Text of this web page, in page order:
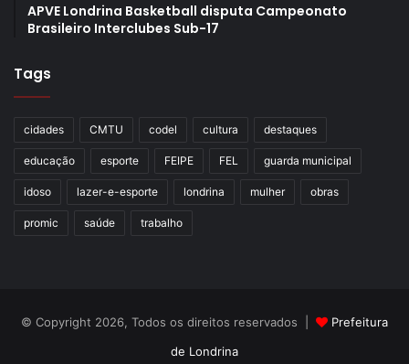
APVE Londrina Basketball disputa Campeonato
Brasileiro Interclubes Sub-17
Tags
cidades CMTU codel cultura destaques
educação esporte FEIPE FEL guarda municipal
idoso lazer-e-esporte londrina mulher obras
promic saúde trabalho
© Copyright 2026, Todos os direitos reservados |
Prefeitura
de Londrina